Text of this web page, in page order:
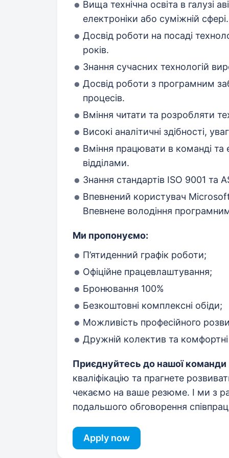
Вища технічна освіта в галузі
електроніки або суміжній сфері.
Досвід роботи на посаді
років.
Знання сучасних технологій
Досвід роботи з програмним
процесів.
Вміння читати та розробляти
Високі аналітичні здібності,
Вміння працювати в команді та
відділами.
Знання стандартів ISO 9001 та
Впевнений користувач
Впевнене володіння
Ми пропонуємо:
П’ятиденний графік роботи;
Офіційне працевлаштування;
Бронювання 100%
Безкоштовні комплексні обіди;
Можливість професійного
Дружній колектив та
Приєднуйтесь до нашої команди
кваліфікацію та прагнете
чекаємо на ваше резюме. І ми з
подальшого обговорення
Apply now